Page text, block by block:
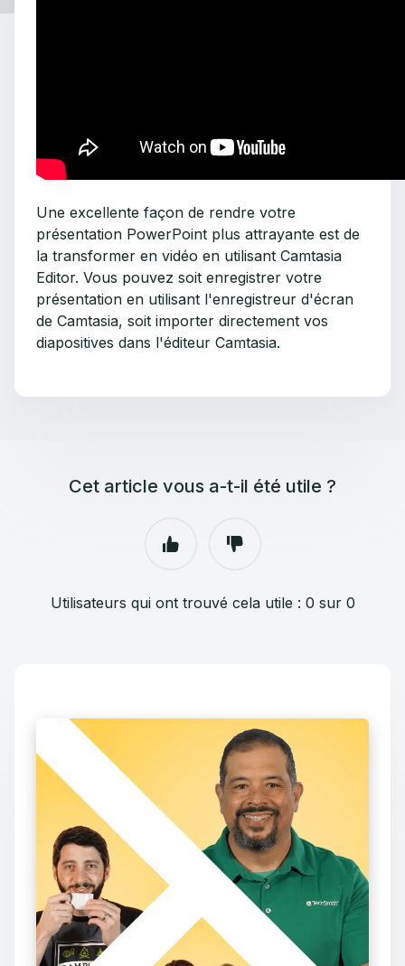
Une excellente façon de rendre votre
présentation PowerPoint plus attrayante est de
la transformer en vidéo en utilisant Camtasia
Editor. Vous pouvez soit enregistrer votre
présentation en utilisant l'enregistreur d'écran
de Camtasia, soit importer directement vos
diapositives dans l'éditeur Camtasia.
Cet article vous a-t-il été utile ?
Utilisateurs qui ont trouvé cela utile : 0 sur 0